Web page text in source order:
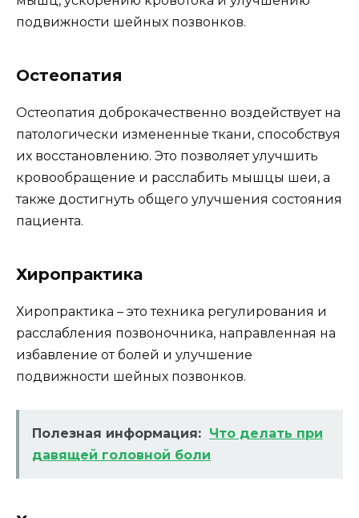
подвижности шейных позвонков.
Остеопатия
Остеопатия доброкачественно воздействует на
патологически измененные ткани, способствуя
их восстановлению. Это позволяет улучшить
кровообращение и расслабить мышцы шеи, а
также достигнуть общего улучшения состояния
пациента.
Хиропрактика
Хиропрактика – это техника регулирования и
расслабления позвоночника, направленная на
избавление от болей и улучшение
подвижности шейных позвонков.
Полезная информация: Что делать при
давящей головной боли